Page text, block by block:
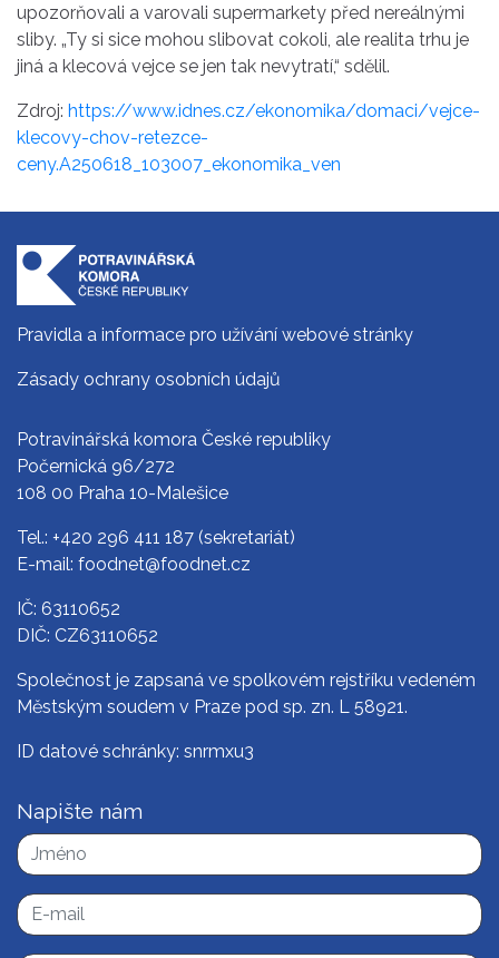
upozorňovali a varovali supermarkety před nereálnými
sliby. „Ty si sice mohou slibovat cokoli, ale realita trhu je
jiná a klecová vejce se jen tak nevytratí,“ sdělil.
Zdroj: https://www.idnes.cz/ekonomika/domaci/vejce-
klecovy-chov-retezce-
ceny.A250618_103007_ekonomika_ven
Pravidla a informace pro užívání webové stránky
Zásady ochrany osobních údajů
Potravinářská komora České republiky
Počernická 96/272
108 00 Praha 10-Malešice
Tel.: +420 296 411 187 (sekretariát)
E-mail: foodnet@foodnet.cz
IČ: 63110652
DIČ: CZ63110652
Společnost je zapsaná ve spolkovém rejstříku vedeném
Městským soudem v Praze pod sp. zn. L 58921.
ID datové schránky: snrmxu3
Napište nám